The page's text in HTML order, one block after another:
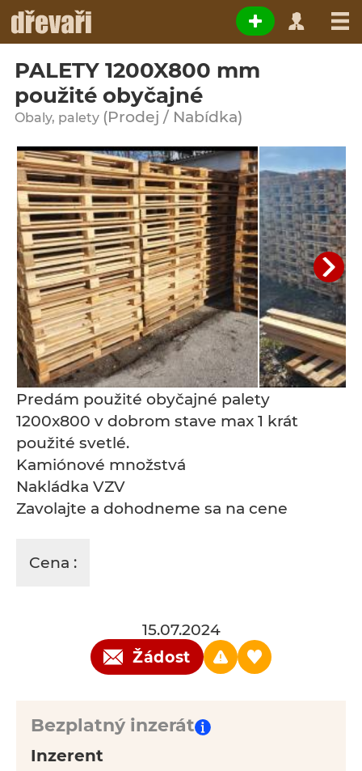
PALETY 1200X800 mm
použité obyčajné
Obaly, palety (Prodej / Nabídka)
Predám použité obyčajné palety
1200x800 v dobrom stave max 1 krát
použité svetlé.
Kamiónové množstvá
Nakládka VZV
Zavolajte a dohodneme sa na cene
Cena :
15.07.2024
Žádost
Bezplatný inzerát
Inzerent